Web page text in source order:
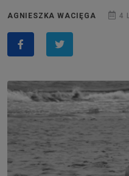
AGNIESZKA WACIĘGA 4